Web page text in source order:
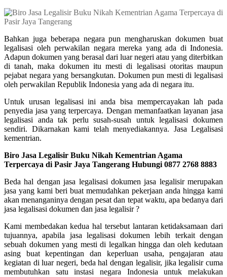
Bahkan juga beberapa negara pun mengharuskan dokumen buat
legalisasi oleh perwakilan negara mereka yang ada di Indonesia.
Adapun dokumen yang berasal dari luar negeri atau yang diterbitkan
di tanah, maka dokumen itu mesti di legalisasi otoritas maupun
pejabat negara yang bersangkutan. Dokumen pun mesti di legalisasi
oleh perwakilan Republik Indonesia yang ada di negara itu.
Untuk urusan legalisasi ini anda bisa mempercayakan lah pada
penyedia jasa yang terpercaya. Dengan memanfaatkan layanan jasa
legalisasi anda tak perlu susah-susah untuk legalisasi dokumen
sendiri. Dikarnakan kami telah menyediakannya. Jasa Legalisasi
kementrian.
Biro Jasa Legalisir Buku Nikah Kementrian Agama
Terpercaya di Pasir Jaya Tangerang Hubungi 0877 2768 8883
Beda hal dengan jasa legalisasi dokumen jasa legalisir merupakan
jasa yang kami beri buat memudahkan pekerjaan anda hingga kami
akan menanganinya dengan pesat dan tepat waktu, apa bedanya dari
jasa legalisasi dokumen dan jasa legalisir ?
Kami membedakan kedua hal tersebut lantaran ketidaksamaan dari
tujuannya, apabila jasa legalisasi dokumen lebih terkait dengan
sebuah dokumen yang mesti di legalkan hingga dan oleh kedutaan
asing buat kepentingan dan keperluan usaha, pengajaran atau
kegiatan di luar negeri, beda hal dengan legalisir, jika legalisir cuma
membutuhkan satu instasi negara Indonesia untuk melakukan